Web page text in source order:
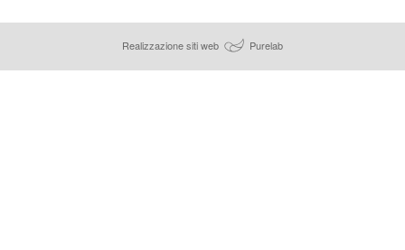
Realizzazione siti web Purelab